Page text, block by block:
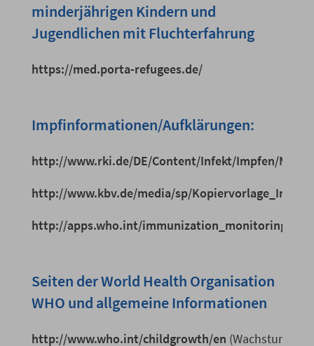
minderjährigen Kindern und
Jugendlichen mit Fluchterfahrung
https://med.porta-refugees.de/
Impfinformationen/Aufklärungen:
http://www.rki.de/DE/Content/Infekt/Impfen/
http://www.kbv.de/media/sp/
http://apps.who.int/immunization_monitoring/
Seiten der World Health Organisation
WHO und allgemeine Informationen
http://www.who.int/childgrowth/en